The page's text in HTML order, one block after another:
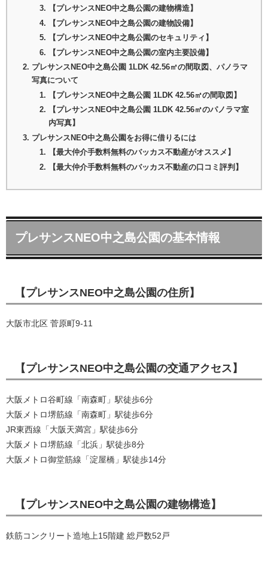
【プレサンスNEO中之島公園の建物構造】
【プレサンスNEO中之島公園の建物設備】
【プレサンスNEO中之島公園のセキュリティ】
【プレサンスNEO中之島公園の室内主要設備】
プレサンスNEO中之島公園 1LDK 42.56㎡の間取図、パノラマ
写真について
【プレサンスNEO中之島公園 1LDK 42.56㎡の間取図】
【プレサンスNEO中之島公園 1LDK 42.56㎡のパノラマ室
内写真】
プレサンスNEO中之島公園をお得に借りるには
【最大仲介手数料無料のバッカス不動産がオススメ】
【最大仲介手数料無料のバッカス不動産の口コミ評判】
プレサンスNEO中之島公園の基本情報
【プレサンスNEO中之島公園の住所】
大阪市北区 菅原町9-11
【プレサンスNEO中之島公園の交通アクセス】
大阪メトロ谷町線「南森町」駅徒歩6分
大阪メトロ堺筋線「南森町」駅徒歩6分
JR東西線「大阪天満宮」駅徒歩6分
大阪メトロ堺筋線「北浜」駅徒歩8分
大阪メトロ御堂筋線「淀屋橋」駅徒歩14分
【プレサンスNEO中之島公園の建物構造】
鉄筋コンクリート造地上15階建 総戸数52戸